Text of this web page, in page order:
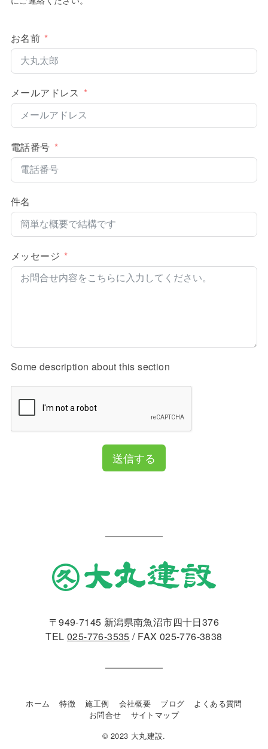
お名前
メールアドレス
電話番号
件名
メッセージ
Some description about this section
送信する
〒949-7145 新潟県南魚沼市四十日376
TEL025-776-3535 / FAX 025-776-3838
ホーム 特徴 施工例 会社概要 ブログ
よくある質問
お問合せ
サイトマップ
© 2023 大丸建設.